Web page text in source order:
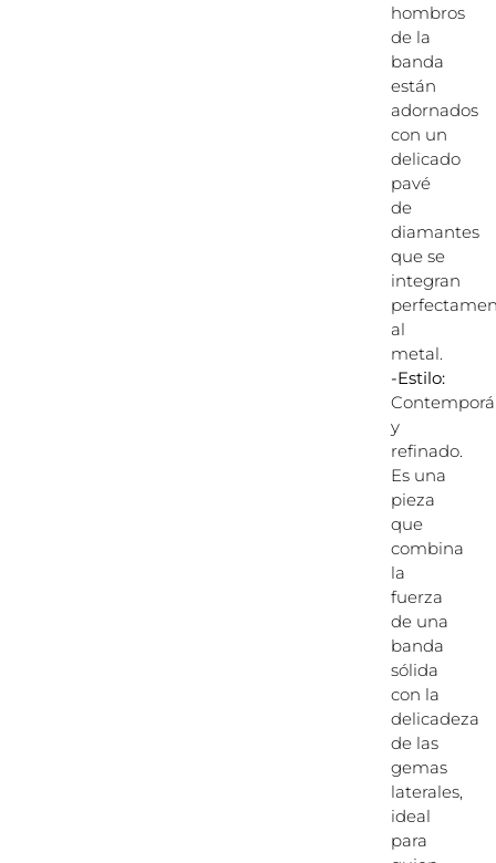
hombros
de la
banda
están
adornados
con un
delicado
pavé
de
diamantes
que se
integran
al
metal.
-Estilo:
y
refinado.
Es una
pieza
que
combina
la
fuerza
de una
banda
sólida
con la
delicadeza
de las
gemas
laterales,
ideal
para